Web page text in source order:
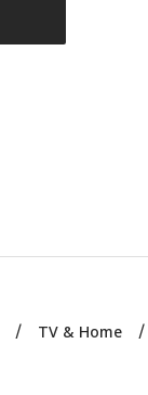
TV & Home